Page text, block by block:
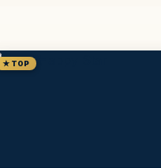
★ TOP